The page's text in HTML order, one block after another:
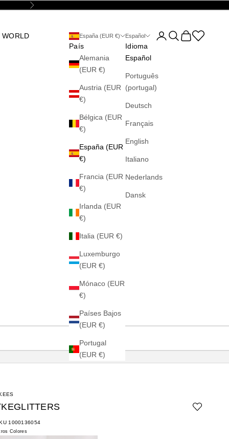
Siguiente
WORLD España (EUR €)
País
Alemania
(EUR €)
Austria (EUR
€)
Bélgica (EUR
€)
España (EUR
€)
Francia (EUR
€)
Irlanda (EUR
€)
Italia (EUR €)
Luxemburgo
(EUR €)
Mónaco (EUR
€)
Países Bajos
(EUR €)
Portugal
(EUR €)
Español
Idioma
Español
Português
(portugal)
Deutsch
Français
English
Italiano
Nederlands
Dansk
Abrir página de la
Abrir búsqueda
Abrir cesta
Abrir la
1000136054
Colores